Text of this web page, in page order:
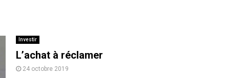
Investir
L’achat à réclamer
24 octobre 2019